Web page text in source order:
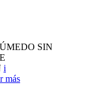
SIN
i
más